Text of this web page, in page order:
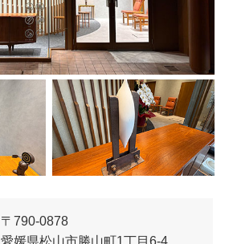
〒790-0878
愛媛県松山市勝山町1丁目6-4